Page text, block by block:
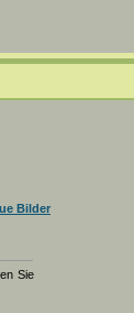
Bilder
Sie